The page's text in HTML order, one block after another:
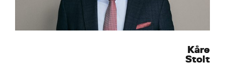
Kåre
Stolt